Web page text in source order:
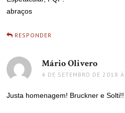
abraços
RESPONDER
Mário Olivero
4 DE SETEMBRO DE 2018
Justa homenagem! Bruckner e Solti!!